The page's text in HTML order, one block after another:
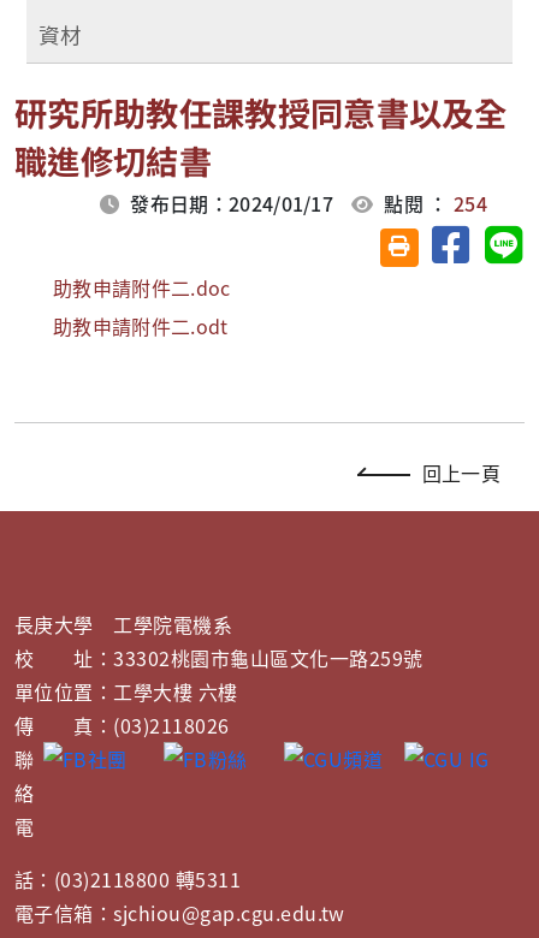
資材
研究所助教任課教授同意書以及全
職進修切結書
發布日期：2024/01/17 點閱 ：254
友善列印(另開視
分享至
助教申請附件二.doc
助教申請附件二.odt
回上一頁
長庚大學 工學院電機系
校 址：33302桃園市龜山區文化一路259號
單位位置：工學大樓 六樓
傳 真：(03)2118026
聯
絡
電
話：(03)2118800 轉5311
電子信箱：sjchiou@gap.cgu.edu.tw